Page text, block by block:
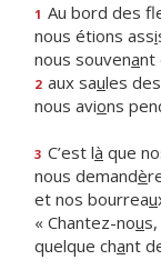
1 Au bord des
nous étions assi
nous souvenant
2 aux saules
nous avions
3 C’est là que
nous demandè
et nos bourreau
« Chantez-nou
quelque chant